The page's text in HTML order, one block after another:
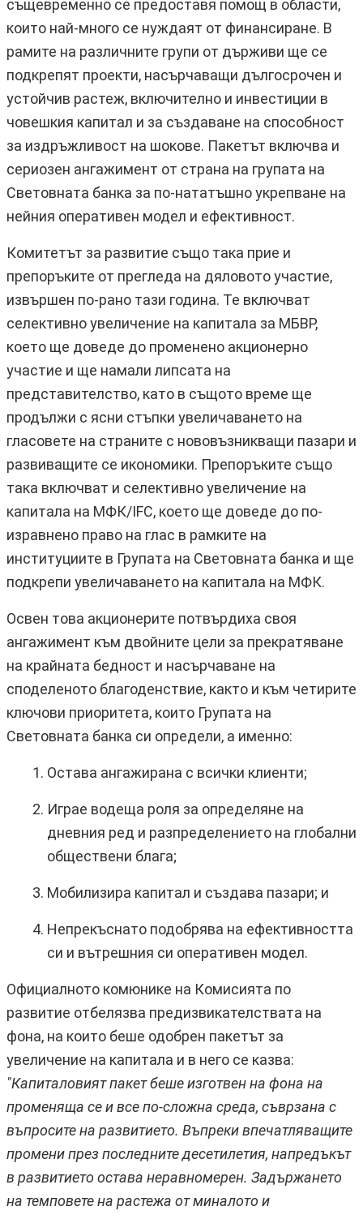
същевременно се предоставя помощ в области,
които най-много се нуждаят от финансиране. В
рамите на различните групи от държиви ще се
подкрепят проекти, насърчаващи дългосрочен и
устойчив растеж, включително и инвестиции в
човешкия капитал и за създаване на способност
за издръжливост на шокове. Пакетът включва и
сериозен ангажимент от страна на групата на
Световната банка за по-нататъшно укрепване на
нейния оперативен модел и ефективност.
Комитетът за развитие също така прие и
препоръките от прегледа на дяловото участие,
извършен по-рано тази година. Те включват
селективно увеличение на капитала за МБВР,
което ще доведе до променено акционерно
участие и ще намали липсата на
представителство, като в същото време ще
продължи с ясни стъпки увеличаването на
гласовете на страните с нововъзникващи пазари и
развиващите се икономики. Препоръките също
така включват и селективно увеличение на
капитала на МФК/IFC, което ще доведе до по-
изравнено право на глас в рамките на
институциите в Групата на Световната банка и ще
подкрепи увеличаването на капитала на МФК.
Освен това акционерите потвърдиха своя
ангажимент към двойните цели за прекратяване
на крайната бедност и насърчаване на
споделеното благоденствие, както и към четирите
ключови приоритета, които Групата на
Световната банка си определи, а именно:
Остава ангажирана с всички клиенти;
Играе водеща роля за определяне на
дневния ред и разпределението на глобални
обществени блага;
Мобилизира капитал и създава пазари; и
Непрекъснато подобрява на ефективността
си и вътрешния си оперативен модел.
Официалното комюнике на Комисията по
развитие отбелязва предизвикателствата на
фона, на които беше одобрен пакетът за
увеличение на капитала и в него се казва:
"Капиталовият пакет беше изготвен на фона на
променяща се и все по-сложна среда, съврзана с
въпросите на развитието. Въпреки впечатляващите
промени през последните десетилетия, напредъкът
в развитието остава неравномерен. Задържането
на темповете на растежа от миналото и